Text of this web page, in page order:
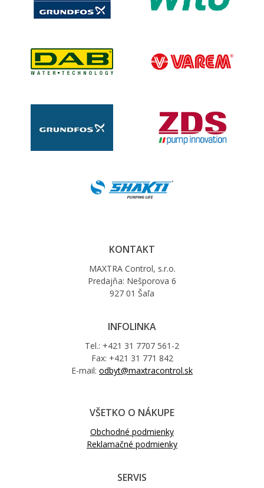
KONTAKT
MAXTRA Control, s.r.o.
Predajňa: Nešporova 6
927 01 Šaľa
INFOLINKA
Tel.: +421 31 7707 561-2
Fax: +421 31 771 842
E-mail: odbyt@maxtracontrol.sk
VŠETKO O NÁKUPE
Obchodné podmienky
Reklamačné podmienky
SERVIS